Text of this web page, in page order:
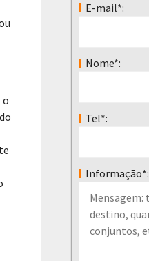
o
E-mail*:
Nome*:
Tel*:
Informação*: